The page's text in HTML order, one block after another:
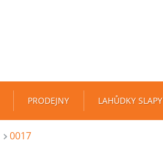
PRODEJNY LAHŮDKY SLAPY
0017